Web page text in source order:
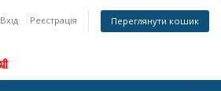
Вхід Реєстрація Переглянути кошик